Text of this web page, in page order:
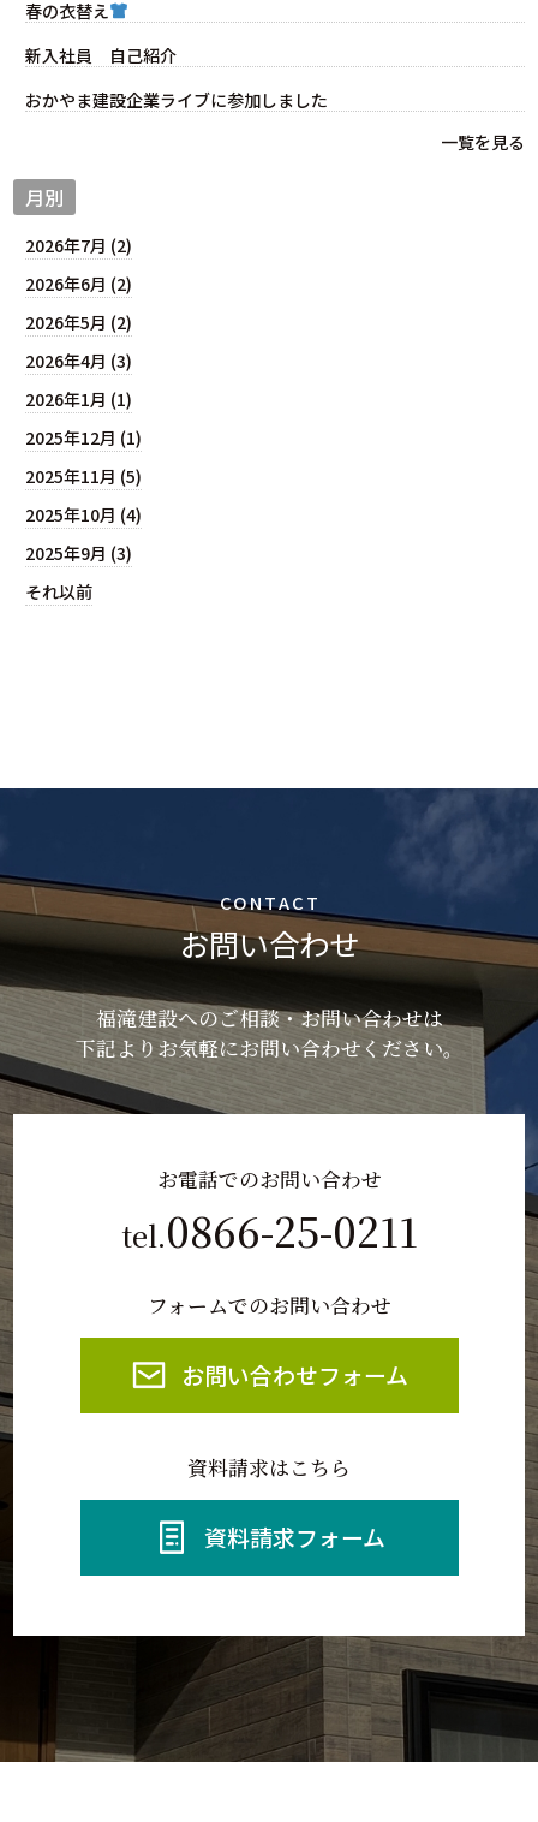
春の衣替え
新入社員 自己紹介
おかやま建設企業ライブに参加しました
一覧を見る
月別
2026年7月 (2)
2026年6月 (2)
2026年5月 (2)
2026年4月 (3)
2026年1月 (1)
2025年12月 (1)
2025年11月 (5)
2025年10月 (4)
2025年9月 (3)
それ以前
CONTACT
お問い合わせ
福滝建設へのご相談・お問い合わせは
下記よりお気軽にお問い合わせください。
お電話でのお問い合わせ
tel.0866-25-0211
フォームでのお問い合わせ
お問い合わせフォーム
資料請求はこちら
資料請求フォーム